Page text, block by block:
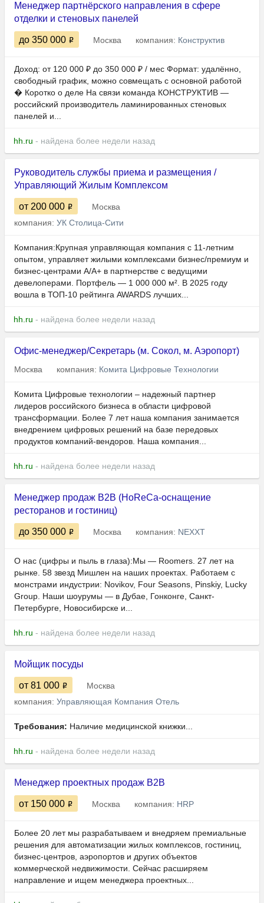
Менеджер партнёрского направления в сфере
отделки и стеновых панелей
до 350 000 Москва компания: Конструктив
Доход: от 120 000 ₽ до 350 000 ₽ / мес Формат: удалённо,
свободный график, можно совмещать с основной работой
� Коротко о деле На связи команда КОНСТРУКТИВ —
российский производитель ламинированных стеновых
панелей и...
hh.ru - найдена более недели назад
Руководитель службы приема и размещения /
Управляющий Жилым Комплексом
от 200 000
Москва
компания: УК Столица-Сити
Компания:Крупная управляющая компания с 11-летним
опытом, управляет жилыми комплексами бизнес/премиум и
бизнес-центрами А/А+ в партнерстве с ведущими
девелоперами. Портфель — 1 000 000 м². В 2025 году
вошла в ТОП-10 рейтинга AWARDS лучших...
hh.ru - найдена более недели назад
Офис-менеджер/Секретарь (м. Сокол, м. Аэропорт)
Москва компания: Комита Цифровые Технологии
Комита Цифровые технологии – надежный партнер
лидеров российского бизнеса в области цифровой
трансформации. Более 7 лет наша компания занимается
внедрением цифровых решений на базе передовых
продуктов компаний-вендоров. Наша компания...
hh.ru - найдена более недели назад
Менеджер продаж B2B (HoReCa-оснащение
ресторанов и гостиниц)
до 350 000 Москва компания: NEXXT
О нас (цифры и пыль в глаза):Мы — Roomers. 27 лет на
рынке. 58 звезд Мишлен на наших проектах. Работаем с
монстрами индустрии: Novikov, Four Seasons, Pinskiy, Lucky
Group. Наши шоурумы — в Дубае, Гонконге, Санкт-
Петербурге, Новосибирске и...
hh.ru - найдена более недели назад
Мойщик посуды
от 81 000
Москва
компания: Управляющая Компания Отель
Требования: Наличие медицинской книжки...
hh.ru - найдена более недели назад
Менеджер проектных продаж В2В
от 150 000 Москва компания: HRP
Более 20 лет мы разрабатываем и внедряем премиальные
решения для автоматизации жилых комплексов, гостиниц,
бизнес-центров, аэропортов и других объектов
коммерческой недвижимости. Сейчас расширяем
направление и ищем менеджера проектных...